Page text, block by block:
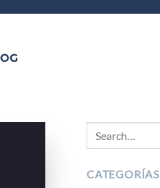
CATEGORÍAS